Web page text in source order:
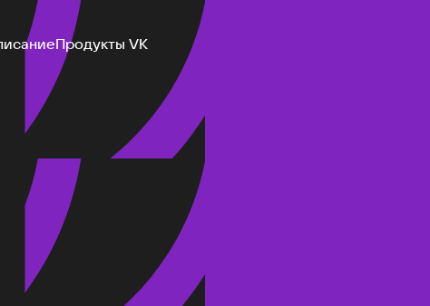
Продукты VK